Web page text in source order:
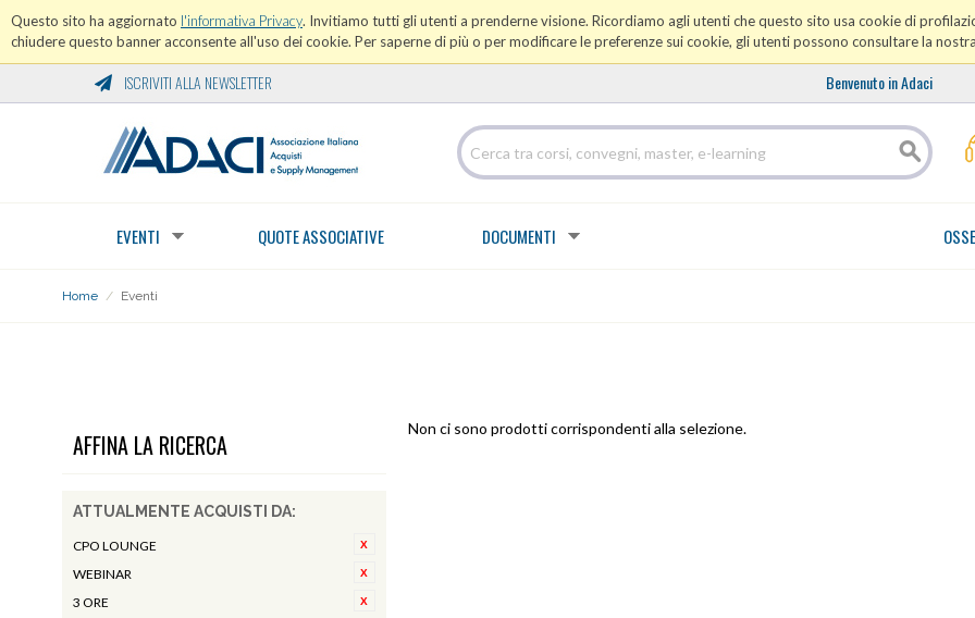
Questo sito ha aggiornato l'informativa Privacy. Invitiamo tutti gli utenti a prenderne visione. Ricordiamo agli utenti che questo sito usa cookie di
chiudere questo banner acconsente all'uso dei cookie. Per saperne di più o per modificare le preferenze sui cookie, gli utenti possono consultare la nostra
ISCRIVITI ALLA NEWSLETTER Benvenuto in Adaci
EVENTI QUOTE ASSOCIATIVE DOCUMENTI
Home / Eventi
AFFINA LA RICERCA
ATTUALMENTE ACQUISTI DA:
CPO LOUNGE
WEBINAR
3 ORE
Non ci sono prodotti corrispondenti alla selezione.